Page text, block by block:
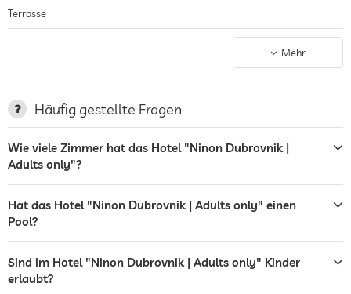
Terrasse
Bar
Restaurant
Flughafen Shuttle
Shuttle zu Attraktionen Gegen Gebühr
Mehr
Häufig gestellte Fragen
Wie viele Zimmer hat das Hotel "Ninon Dubrovnik |
Adults only"?
Hat das Hotel "Ninon Dubrovnik | Adults only" einen
Pool?
Sind im Hotel "Ninon Dubrovnik | Adults only" Kinder
erlaubt?